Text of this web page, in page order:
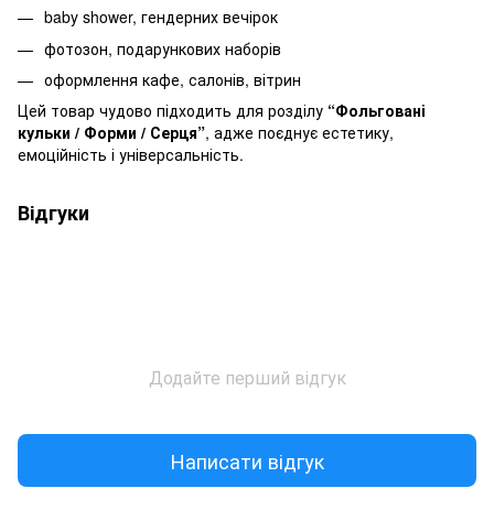
baby shower, гендерних вечірок
фотозон, подарункових наборів
оформлення кафе, салонів, вітрин
Цей товар чудово підходить для розділу “Фольговані
кульки / Форми / Серця”, адже поєднує естетику,
емоційність і універсальність.
Відгуки
Додайте перший відгук
Написати відгук